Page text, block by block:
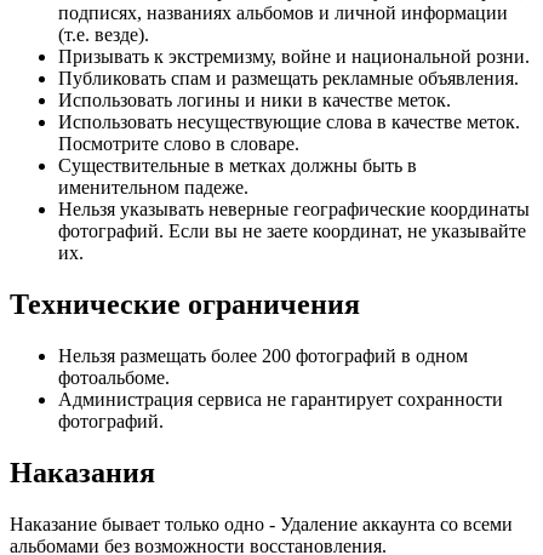
подписях, названиях альбомов и личной информации
(т.е. везде).
Призывать к экстремизму, войне и национальной розни.
Публиковать спам и размещать рекламные объявления.
Использовать логины и ники в качестве меток.
Использовать несуществующие слова в качестве меток.
Посмотрите слово в словаре.
Существительные в метках должны быть в
именительном падеже.
Нельзя указывать неверные географические координаты
фотографий. Если вы не заете координат, не указывайте
их.
Технические ограничения
Нельзя размещать более 200 фотографий в одном
фотоальбоме.
Администрация сервиса не гарантирует сохранности
фотографий.
Наказания
Наказание бывает только одно - Удаление аккаунта со всеми
альбомами без возможности восстановления.